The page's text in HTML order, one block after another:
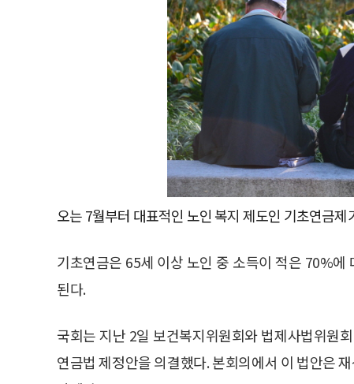
오는 7월부터 대표적인 노인 복지 제도인 기초연금제
기초연금은 65세 이상 노인 중 소득이 적은 70%
된다.
국회는 지난 2일 보건복지위원회와 법제사법위원
연금법 제정안을 의결했다. 본회의에서 이 법안은